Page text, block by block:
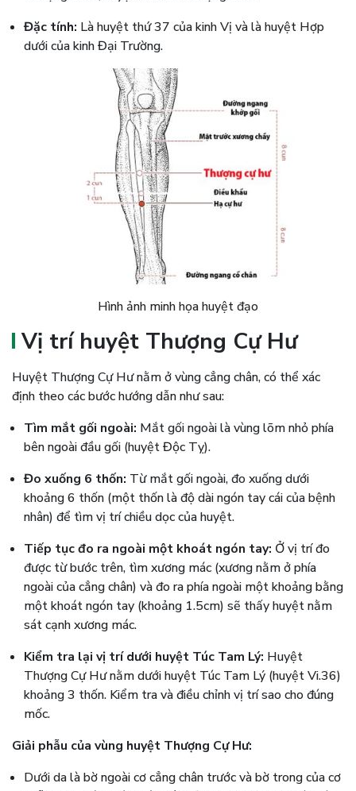
Đặc tính: Là huyệt thứ 37 của kinh Vị và là huyệt Hợp
dưới của kinh Đại Trường.
Hình ảnh minh họa huyệt đạo
Vị trí huyệt Thượng Cự Hư
Huyệt Thượng Cự Hư nằm ở vùng cẳng chân, có thể xác
định theo các bước hướng dẫn như sau:
Tìm mắt gối ngoài: Mắt gối ngoài là vùng lõm nhỏ phía
bên ngoài đầu gối (huyệt Độc Tỵ).
Đo xuống 6 thốn: Từ mắt gối ngoài, đo xuống dưới
khoảng 6 thốn (một thốn là độ dài ngón tay cái của bệnh
nhân) để tìm vị trí chiều dọc của huyệt.
Tiếp tục đo ra ngoài một khoát ngón tay: Ở vị trí đo
được từ bước trên, tìm xương mác (xương nằm ở phía
ngoài của cẳng chân) và đo ra phía ngoài một khoảng bằng
một khoát ngón tay (khoảng 1.5cm) sẽ thấy huyệt nằm
sát cạnh xương mác.
Kiểm tra lại vị trí dưới huyệt Túc Tam Lý: Huyệt
Thượng Cự Hư nằm dưới huyệt Túc Tam Lý (huyệt Vi.36)
khoảng 3 thốn. Kiểm tra và điều chỉnh vị trí sao cho đúng
mốc.
Giải phẫu của vùng huyệt Thượng Cự Hư:
Dưới da là bờ ngoài cơ cẳng chân trước và bờ trong của cơ